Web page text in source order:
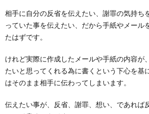
相手に自分の反省を伝えたい、謝罪の気持ち
っていた事を伝えたい、だから手紙やメール
たはずです。
けれど実際に作成したメールや手紙の内容が
たいと思ってくれる為に書くという下心を基
はそのまま相手に伝わってしまいます。
伝えたい事が、反省、謝罪、想い、であれば